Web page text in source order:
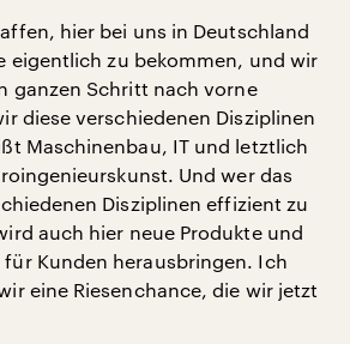
hier bei uns in Deutschland
eigentlich zu bekommen, und wir
ganzen Schritt nach vorne
diese verschiedenen Disziplinen
Maschinenbau, IT und letztlich
Und wer das
Disziplinen effizient zu
auch hier neue Produkte und
für Kunden herausbringen. Ich
eine Riesenchance, die wir jetzt